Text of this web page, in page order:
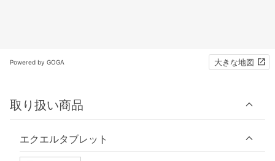
Powered by GOGA 大きな地図
取り扱い商品
エクエルタブレット